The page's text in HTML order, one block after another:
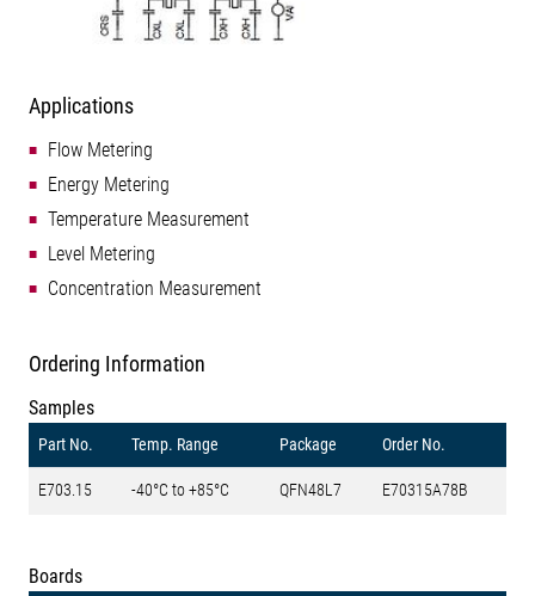
Applications
Flow Metering
Energy Metering
Temperature Measurement
Level Metering
Concentration Measurement
Ordering Information
Samples
Part No. Temp. Range Package Order No.
E703.15 -40°C to +85°C QFN48L7 E70315A78B
Boards